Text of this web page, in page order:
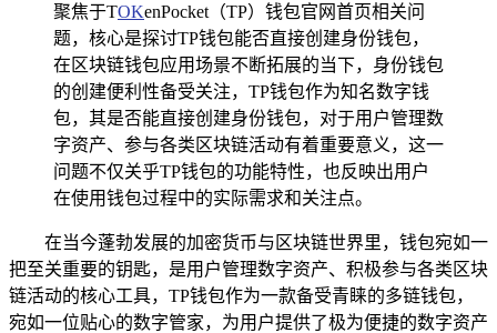
聚焦于TOKenPocket（TP）钱包官网首页相关问
题，核心是探讨TP钱包能否直接创建身份钱包，
在区块链钱包应用场景不断拓展的当下，身份钱包
的创建便利性备受关注，TP钱包作为知名数字钱
包，其是否能直接创建身份钱包，对于用户管理数
字资产、参与各类区块链活动有着重要意义，这一
问题不仅关乎TP钱包的功能特性，也反映出用户
在使用钱包过程中的实际需求和关注点。
在当今蓬勃发展的加密货币与区块链世界里，钱包宛如一
把至关重要的钥匙，是用户管理数字资产、积极参与各类区块
链活动的核心工具，TP钱包作为一款备受青睐的多链钱包，
宛如一位贴心的数字管家，为用户提供了极为便捷的数字资产